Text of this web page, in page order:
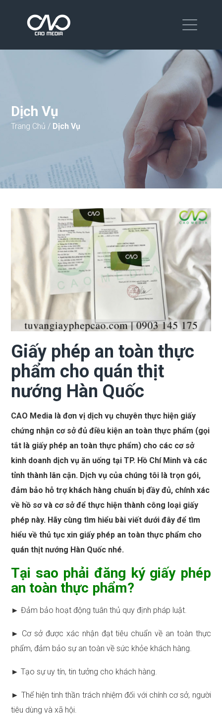
Dịch Vụ
Trang Chủ / Dịch Vụ
Giấy phép an toàn thực
phẩm cho quán thịt
nướng Hàn Quốc
CAO Media là đơn vị dịch vụ chuyên thực hiện giấy
chứng nhận cơ sở đủ điều kiện an toàn thực phẩm (gọi
tắt là giấy phép an toàn thực phẩm) cho các cơ sở
kinh doanh dịch vụ ăn uống tại TP. Hồ Chí Minh và các
tỉnh thành lân cận. Dịch vụ của chúng tôi là trọn gói,
đảm bảo hỗ trợ khách hàng chuẩn bị đầy đủ, chính xác
về hồ sơ và cơ sở để thực hiện thành công loại giấy
phép này. Hãy cùng tìm hiểu bài viết dưới đây để tìm
hiểu về thủ tục xin giấy phép an toàn thực phẩm cho
quán thịt nướng Hàn Quốc nhé.
Tại sao phải đăng ký giấy phép
an toàn thực phẩm?
► Đảm bảo hoạt động tuân thủ quy định pháp luật.
► Cơ sở được xác nhận đạt tiêu chuẩn về an toàn thực
phẩm, đảm bảo sự an toàn về sức khỏe khách hàng.
► Tạo sự uy tín, tin tưởng cho khách hàng.
► Thể hiện tinh thần trách nhiệm đối với chính cơ sở, người
tiêu dùng và xã hội.